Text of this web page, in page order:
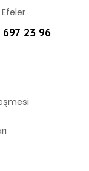
23 96